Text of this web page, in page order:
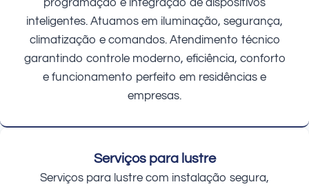
inteligentes. Atuamos em iluminação, segurança,
climatização e comandos. Atendimento técnico
garantindo controle moderno, eficiência, conforto
e funcionamento perfeito em residências e
empresas.
Serviços para lustre
Serviços para lustre com instalação segura,